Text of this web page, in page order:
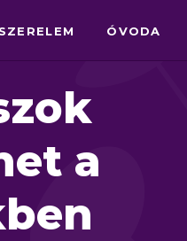
SZERELEM ÓVODA
a